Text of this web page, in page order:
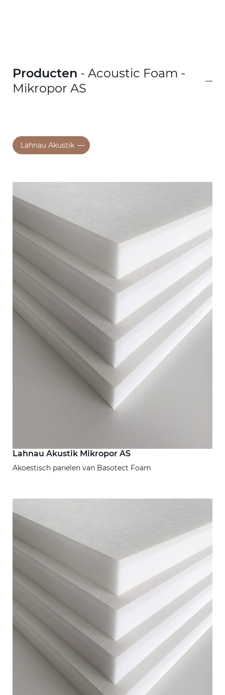
Producten - Acoustic Foam -
Mikropor AS
Lahnau Akustik
Lahnau Akustik Mikropor AS
Akoestisch panelen van Basotect Foam